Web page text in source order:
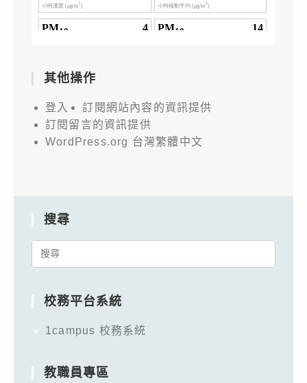
其他操作
登入
訂閱網站內容的資訊提供
訂閱留言的資訊提供
WordPress.org 台灣繁體中文
搜尋
Search
校務平台系統
1campus 校務系統
教職員專區